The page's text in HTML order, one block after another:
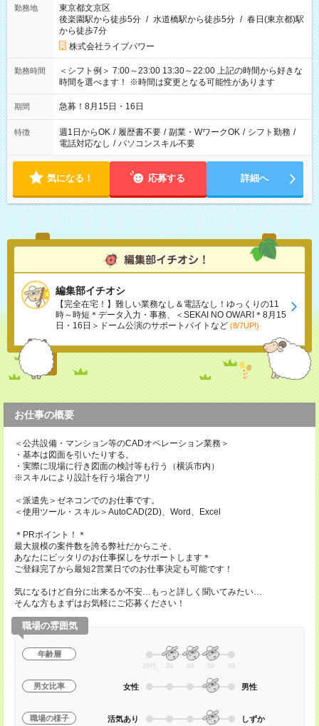
勤務地
東京都文京区
後楽園駅から徒歩5分 / 水道橋駅から徒歩5分 / 春日(東京都)駅
から徒歩7分
株式会社ライブパワー
勤務時間
＜シフト例＞ 7:00～23:00 13:30～22:00 上記の時間から好きな
時間を選べます！ ※時間は変更となる可能性があります
期間 急募！8月15日・16日
特徴 週1日からOK / 履歴書不要 / 副業・WワークOK / シフト勤務 /
電話対応なし / パソコンスキル不要
気になる！ 応募する 詳細へ
編集部イチオシ
【完全在宅！】難しい業務なし＆電話なし！ゆっくりの11
時～時短＊データ入力・事務、＜SEKAI NO OWARI＊8月15
日・16日＞ドーム公演のサポートバイトなど (8/7UP!)
お仕事の概要
＜公共設備・マンション等のCADオペレーション業務＞
・基本は図面を引いたりする。
・実際に現場に行き図面の検討等も行う（横浜市内）
※スキルにより設計を行う場合アリ
＜派遣先＞ゼネコンでのお仕事です。
＜使用ツール・スキル＞AutoCAD(2D)、Word、Excel
＊PRポイント！＊
最大規模の案件数を誇る弊社だからこそ、
あなたにピッタリのお仕事探しをサポートします＊
ご登録完了から最短2営業日でのお仕事決定も可能です！
気になるけど自分に出来るか不安…もっと詳しく聞いてみたい…
そんな方もまずはお気軽にご応募ください！
職場の雰囲気
年齢層
20代 30 40 50 60
男女比率 女性 男性
職場の様子 活気あり しずか